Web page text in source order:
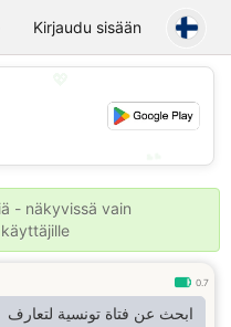
Dating
Kirjaudu sisään
- näkyvissä vain
0.7
ابحث عن فتاة تونسية لتعارف